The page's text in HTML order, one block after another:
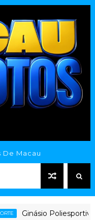
De Macau
Poliesportivo